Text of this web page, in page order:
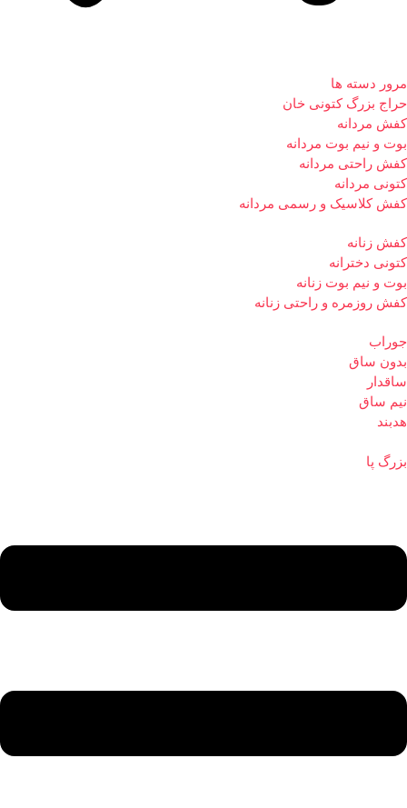
مرور دسته ها
حراج بزرگ کتونی خان
کفش مردانه
بوت و نیم بوت مردانه
کفش راحتی مردانه
کتونی مردانه
کفش کلاسیک و رسمی مردانه
کفش زنانه
کتونی دخترانه
بوت و نیم بوت زنانه
کفش روزمره و راحتی زنانه
جوراب
بدون ساق
ساقدار
نیم ساق
هدبند
بزرگ پا